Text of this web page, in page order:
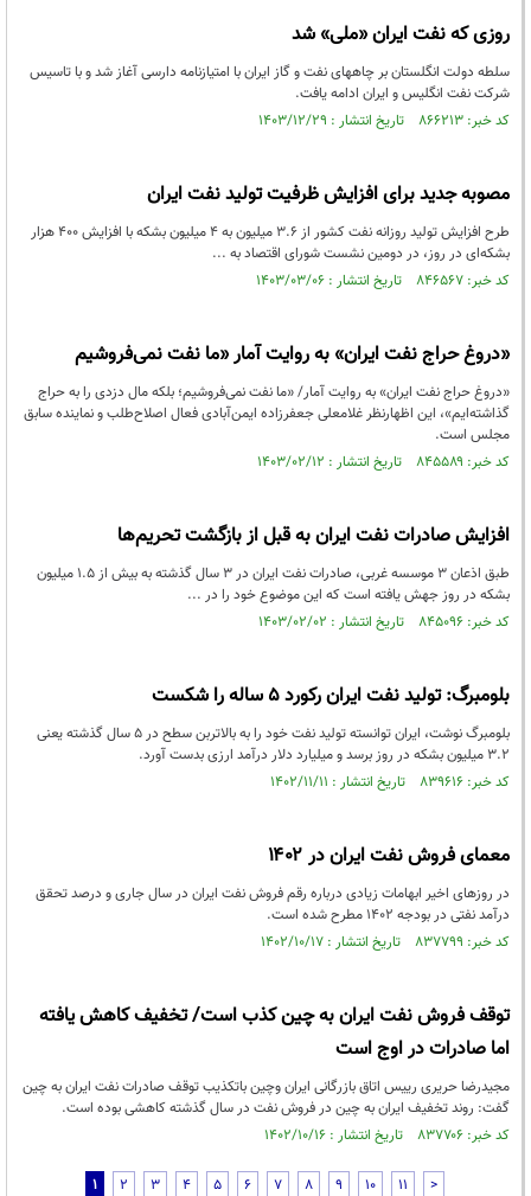
روزی که نفت ایران «ملی» شد
سلطه دولت انگلستان بر چاههای نفت و گاز ایران با امتیازنامه دارسی آغاز شد و با تاسیس
شرکت نفت انگلیس و ایران ادامه یافت.
کد خبر: ۸۶۶۲۱۳ تاریخ انتشار : ۱۴۰۳/۱۲/۲۹
مصوبه جدید برای افزایش ظرفیت تولید نفت ایران
طرح افزایش تولید روزانه نفت کشور از ۳.۶ میلیون به ۴ میلیون بشکه با افزایش ۴۰۰ هزار
بشکه‌ای در روز، در دومین نشست شورای اقتصاد به ...
کد خبر: ۸۴۶۵۶۷ تاریخ انتشار : ۱۴۰۳/۰۳/۰۶
«دروغ حراج نفت ایران» به روایت آمار «ما نفت نمی‌فروشیم
«دروغ حراج نفت ایران» به روایت آمار/ «ما نفت نمی‌فروشیم؛ بلکه مال دزدی را به حراج
گذاشته‌ایم»، این اظهارنظر غلامعلی جعفرزاده ایمن‌آبادی فعال اصلاح‌طلب و نماینده سابق
مجلس است.
کد خبر: ۸۴۵۵۸۹ تاریخ انتشار : ۱۴۰۳/۰۲/۱۲
افزایش صادرات نفت ایران به قبل از بازگشت تحریم‌ها
طبق اذعان ۳ موسسه غربی، صادرات نفت ایران در ۳ سال گذشته به بیش از ۱.۵ میلیون
بشکه در روز جهش یافته است که این موضوع خود را در ...
کد خبر: ۸۴۵۰۹۶ تاریخ انتشار : ۱۴۰۳/۰۲/۰۲
بلومبرگ: تولید نفت ایران رکورد ۵ ساله را شکست
بلومبرگ نوشت، ایران توانسته تولید نفت خود را به بالاتربن سطح در ۵ سال گذشته یعنی
۳.۲ میلیون بشکه در روز برسد و میلیارد دلار درآمد ارزی بدست آورد.
کد خبر: ۸۳۹۶۱۶ تاریخ انتشار : ۱۴۰۲/۱۱/۱۱
معمای فروش نفت ایران در ۱۴۰۲
در روزهای اخیر ابهامات زیادی درباره رقم فروش نفت ایران در سال جاری و درصد تحقق
درآمد نفتی در بودجه ۱۴۰۲ مطرح شده است.
کد خبر: ۸۳۷۷۹۹ تاریخ انتشار : ۱۴۰۲/۱۰/۱۷
توقف فروش نفت ایران به چین کذب است/ تخفیف کاهش یافته
اما صادرات در اوج است
مجیدرضا حریری رییس اتاق بازرگانی ایران وچین باتکذیب توقف صادرات نفت ایران به چین
گفت: روند تخفیف ایران به چین در فروش نفت در سال گذشته کاهشی بوده است.
کد خبر: ۸۳۷۷۰۶ تاریخ انتشار : ۱۴۰۲/۱۰/۱۶
1 2 3 4 5 6 7 8 9 10 11 >